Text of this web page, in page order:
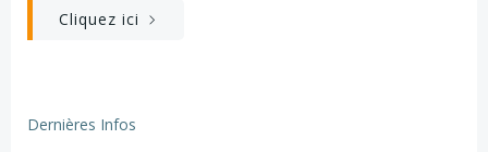
Cliquez ici
Dernières Infos